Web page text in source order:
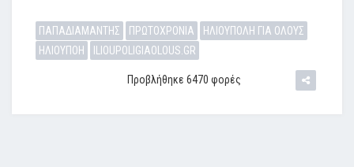
ΠΑΠΑΔΙΑΜΑΝΤΗΣ ΠΡΩΤΟΧΡΟΝΙΑ
ΗΛΙΟΥΠΟΛΗ ΓΙΑ ΟΛΟΥΣ
ΗΛΙΟΥΠΟΗ
ILIOUPOLIGIAOLOUS.GR
Προβλήθηκε 6470 φορές